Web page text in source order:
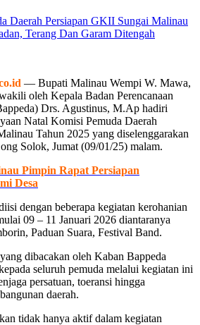
— Bupati Malinau Wempi W. Mawa,
oleh Kepala Badan Perencanaan
Drs. Agustinus, M.Ap hadiri
Natal Komisi Pemuda Daerah
Tahun 2025 yang diselenggarakan
Solok, Jumat (09/01/25) malam.
Pimpin Rapat Persiapan
Desa
dengan beberapa kegiatan kerohanian
09 – 11 Januari 2026 diantaranya
Paduan Suara, Festival Band.
dibacakan oleh Kaban Bappeda
seluruh pemuda melalui kegiatan ini
persatuan, toeransi hingga
daerah.
tidak hanya aktif dalam kegiatan